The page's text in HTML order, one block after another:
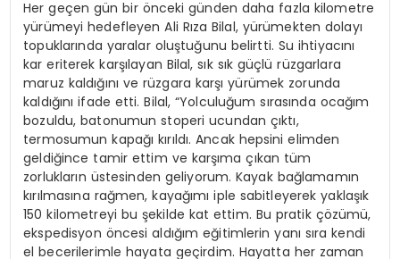
Her geçen gün bir önceki günden daha fazla kilometre
yürümeyi hedefleyen Ali Rıza Bilal, yürümekten dolayı
topuklarında yaralar oluştuğunu belirtti. Su ihtiyacını
kar eriterek karşılayan Bilal, sık sık güçlü rüzgarlara
maruz kaldığını ve rüzgara karşı yürümek zorunda
kaldığını ifade etti. Bilal, “Yolculuğum sırasında ocağım
bozuldu, batonumun stoperi ucundan çıktı,
termosumun kapağı kırıldı. Ancak hepsini elimden
geldiğince tamir ettim ve karşıma çıkan tüm
zorlukların üstesinden geliyorum. Kayak bağlamamın
kırılmasına rağmen, kayağımı iple sabitleyerek yaklaşık
150 kilometreyi bu şekilde kat ettim. Bu pratik çözümü,
ekspedisyon öncesi aldığım eğitimlerin yanı sıra kendi
el becerilerimle hayata geçirdim. Hayatta her zaman